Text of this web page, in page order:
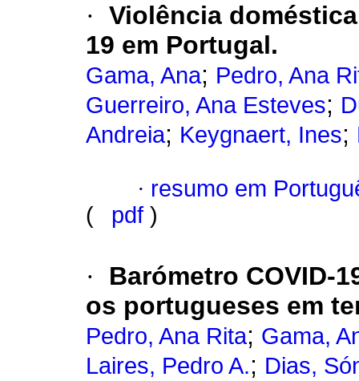
· Violência
19 em Portugal.
Gama, Ana; Pedro, Ana
Guerreiro, Ana Esteves;
Andreia; Keygnaert, Ines;
· resumo em
(
pdf )
·
Barómetro COVID-
os portugueses em
Pedro, Ana Rita; Gama,
Laires, Pedro A.; Dias,